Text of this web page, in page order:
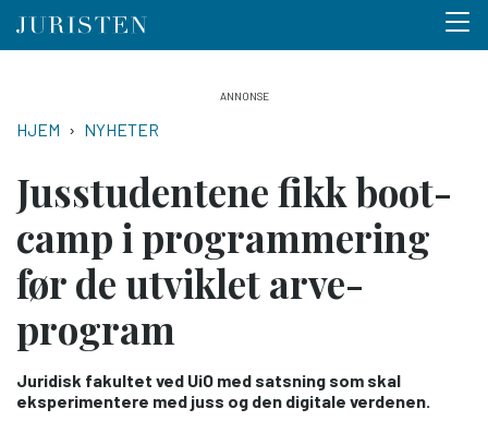
hovedinnhold
Menu
NAVIGASJONSSTI
HJEM NYHETER
Jus­studentene fikk boot­
camp i programmering
før de utviklet arve­
program
Juridisk fakultet ved UiO med satsning som skal
eksperimentere med juss og den digitale verdenen.